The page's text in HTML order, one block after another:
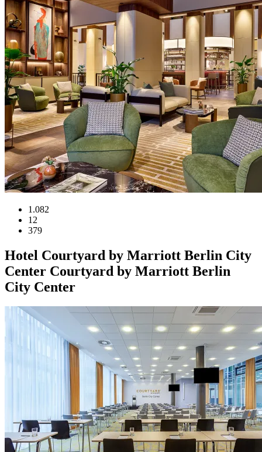
1.082
12
379
Hotel Courtyard by Marriott Berlin City
Center Courtyard by Marriott Berlin
City Center